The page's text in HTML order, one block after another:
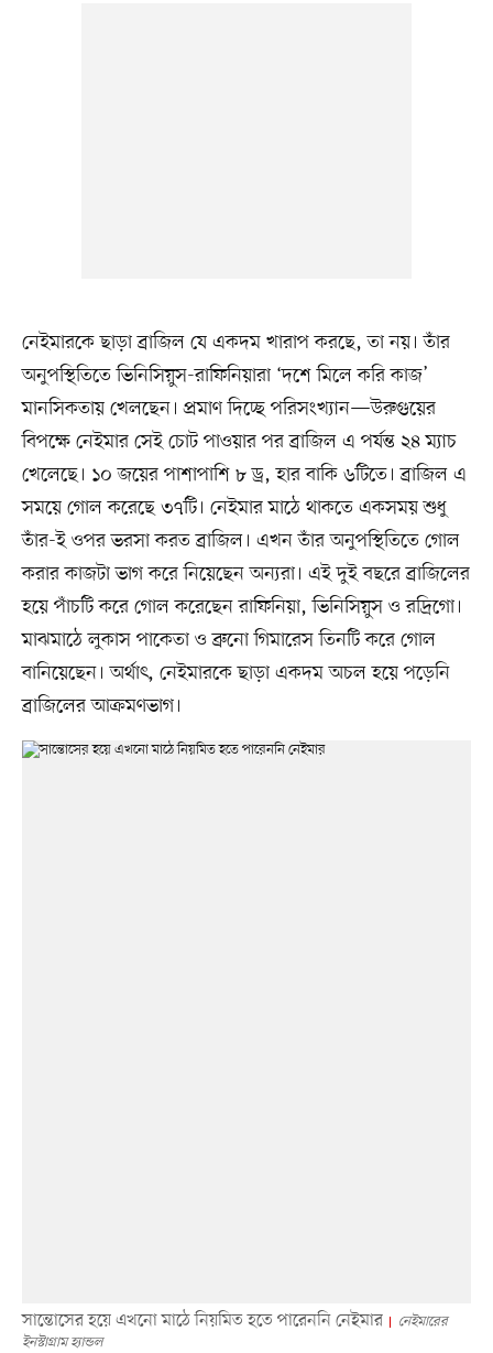
নেইমারকে ছাড়া ব্রাজিল যে একদম খারাপ করছে, তা নয়। তাঁর
অনুপস্থিতিতে ভিনিসিয়ুস-রাফিনিয়ারা ‘দশে মিলে করি কাজ’
মানসিকতায় খেলছেন। প্রমাণ দিচ্ছে পরিসংখ্যান—উরুগুয়ের
বিপক্ষে নেইমার সেই চোট পাওয়ার পর ব্রাজিল এ পর্যন্ত ২৪ ম্যাচ
খেলেছে। ১০ জয়ের পাশাপাশি ৮ ড্র, হার বাকি ৬টিতে। ব্রাজিল এ
সময়ে গোল করেছে ৩৭টি। নেইমার মাঠে থাকতে একসময় শুধু
তাঁর-ই ওপর ভরসা করত ব্রাজিল। এখন তাঁর অনুপস্থিতিতে গোল
করার কাজটা ভাগ করে নিয়েছেন অন্যরা। এই দুই বছরে ব্রাজিলের
হয়ে পাঁচটি করে গোল করেছেন রাফিনিয়া, ভিনিসিয়ুস ও রদ্রিগো।
মাঝমাঠে লুকাস পাকেতা ও ব্রুনো গিমারেস তিনটি করে গোল
বানিয়েছেন। অর্থাৎ, নেইমারকে ছাড়া একদম অচল হয়ে পড়েনি
ব্রাজিলের আক্রমণভাগ।
সান্তোসের হয়ে এখনো মাঠে নিয়মিত হতে পারেননি নেইমার
নেইমারের
ইনস্টাগ্রাম হ্যান্ডল